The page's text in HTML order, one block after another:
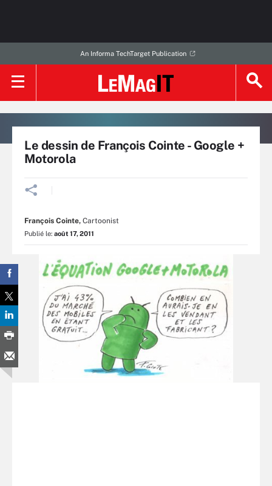
An Informa TechTarget Publication
Le dessin de François Cointe - Google +
Motorola
François Cointe, Cartoonist
Publié le: août 17, 2011